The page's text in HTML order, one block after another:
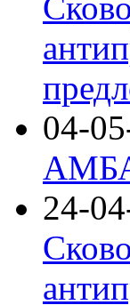
04-
24-